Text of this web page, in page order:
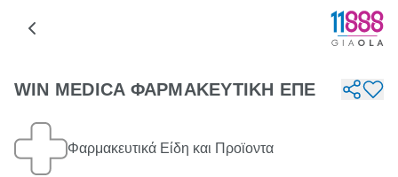
WIN MEDICA ΦΑΡΜΑΚΕΥΤΙΚΗ ΕΠΕ
Φαρμακευτικά Είδη και Προϊοντα